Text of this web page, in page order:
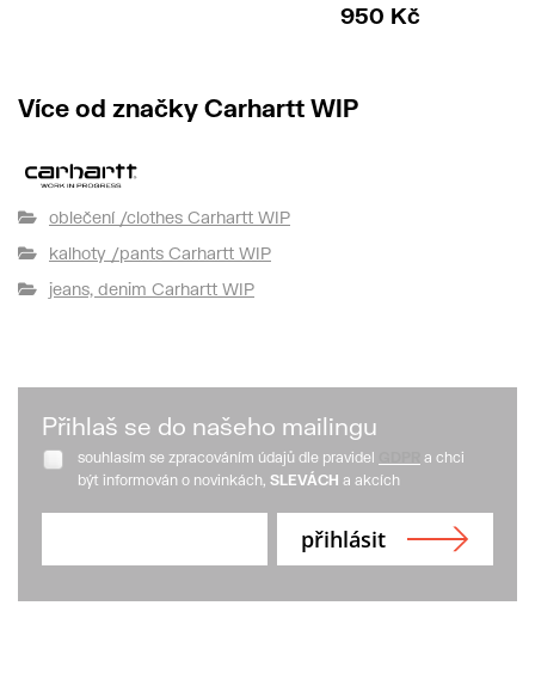
950 Kč
Více od značky Carhartt WIP
oblečení /clothes Carhartt WIP
kalhoty /pants Carhartt WIP
jeans, denim Carhartt WIP
Přihlaš se do našeho mailingu
souhlasím se zpracováním údajů dle pravidel
a chci
být informován o novinkách, SLEVÁCH a akcích